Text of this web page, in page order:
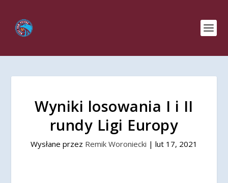
Wyniki losowania I i II
rundy Ligi Europy
Wysłane przez Remik Woroniecki | lut 17, 2021